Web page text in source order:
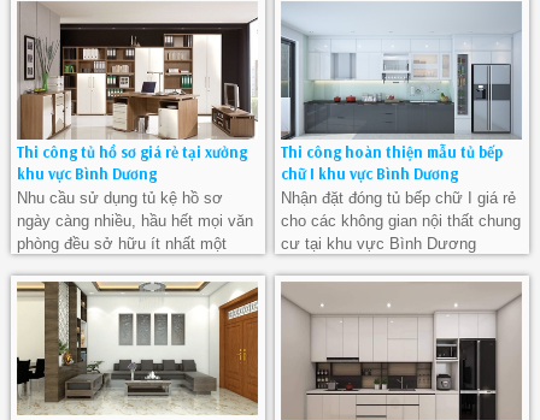
để có những sản phẩm chất
lượng nhất tại Bình Dương
Thi công tủ hồ sơ giá rẻ tại xưởng
khu vực Bình Dương
Nhu cầu sử dụng tủ kệ hồ sơ
ngày càng nhiều, hầu hết mọi văn
phòng đều sở hữu ít nhất một
mọi nhu cầu cần của một văn
phòng bên cạnh đó còn tăng tính
thẩm mỹ cho không gian.
Thi công hoàn thiện mẫu tủ bếp
chữ I khu vực Bình Dương
Nhận đặt đóng tủ bếp chữ I giá rẻ
cho các không gian nội thất chung
cư tại khu vực Bình Dương